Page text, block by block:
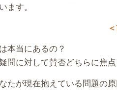
ます。
本当にあるの？
問に対して賛否どちらに焦
なたが現在抱えている問題の